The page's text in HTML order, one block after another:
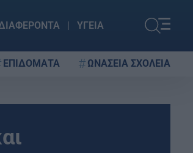
ΥΓΕΙΑ
ΕΠΙΔΟΜΑΤΑ ΩΝΑΣΕΙΑ ΣΧΟΛΕΙΑ